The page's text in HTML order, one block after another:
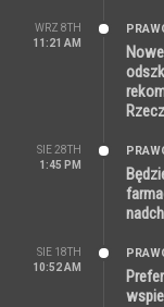
WRZ 8TH
11:21 AM
SIE 28TH
1:45 PM
SIE 18TH
10:52 AM